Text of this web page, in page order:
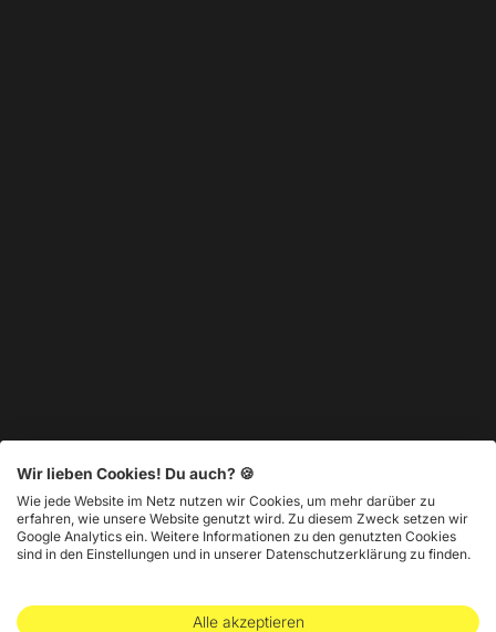
Wir lieben Cookies! Du auch? 🍪
Wie jede Website im Netz nutzen wir Cookies, um mehr darüber zu
erfahren, wie unsere Website genutzt wird. Zu diesem Zweck setzen wir
Google Analytics ein. Weitere Informationen zu den genutzten Cookies
sind in den Einstellungen und in unserer Datenschutzerklärung zu finden.
Alle akzeptieren